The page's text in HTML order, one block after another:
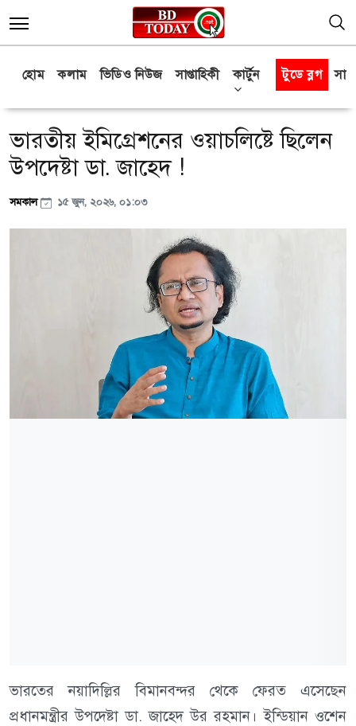
হোম কলাম ভিডিও নিউজ সাপ্তাহিকী কার্টুন টুডে ব্লগ
ভারতীয় ইমিগ্রেশনের ওয়াচলিষ্টে ছিলেন
উপদেষ্টা ডা. জাহেদ !
সমকাল ১৫ জুন, ২০২৬, ০১:০৩
ভারতের নয়াদিল্লির বিমানবন্দর থেকে ফেরত এসেছেন
প্রধানমন্ত্রীর উপদেষ্টা ডা. জাহেদ উর রহমান। ইন্ডিয়ান ওশেন